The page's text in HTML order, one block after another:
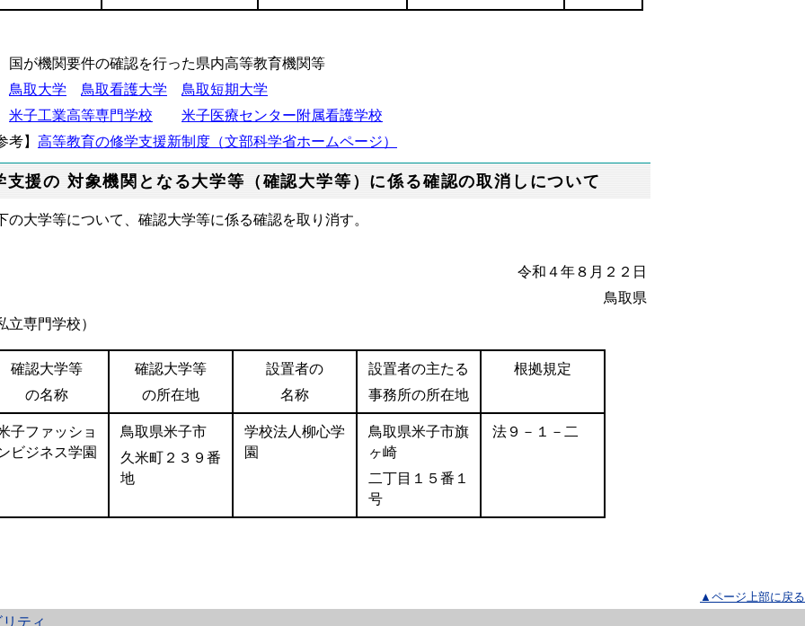
が機関要件の確認を行った県内高等教育機関等
鳥取大学
鳥取看護大学
鳥取短期大学
米子工業高等専門学校
米子医療センター附属看護学校
考】 高等教育の修学支援新制度（文部科学省ホームページ）
支援の 対象機関となる大学等（確認大学等）に係る確認の取消しについて
の大学等について、確認大学等に係る確認を取り消す。
令和４年８月２２日
鳥取県
立専門学校）
確認大学等
の名称
確認大学等
の所在地
設置者の
名称
設置者の主たる
事務所の所在地
根拠規定
子ファッショ
ビジネス学園
鳥取県米子市
久米町２３９番
地
学校法人柳心学
園
鳥取県米子市旗
ヶ崎
二丁目１５番１
号
法９－１－二
▲ページ上部に戻る
ティ